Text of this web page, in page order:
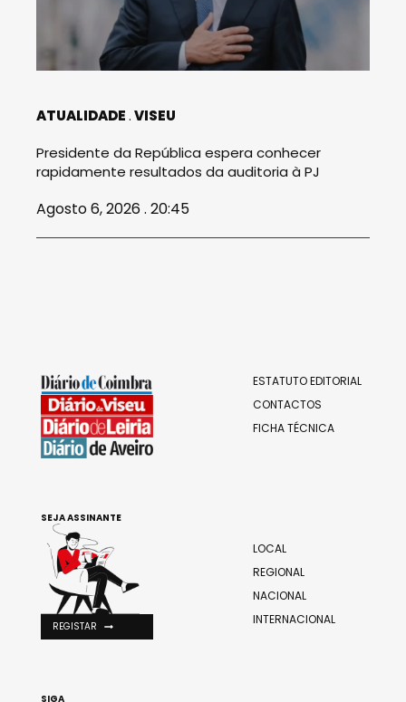
ATUALIDADE VISEU
Presidente da República espera conhecer
rapidamente resultados da auditoria à PJ
Agosto 6, 2026 . 20:45
ESTATUTO EDITORIAL
CONTACTOS
FICHA TÉCNICA
LOCAL
REGIONAL
NACIONAL
INTERNACIONAL
SEJA ASSINANTE
REGISTAR
SIGA